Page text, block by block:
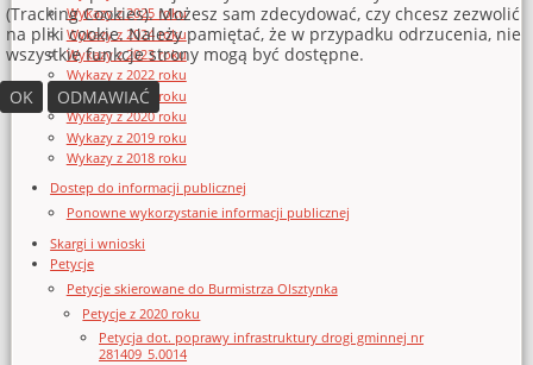
Wykazy z 2025 roku
Wykazy z 2024 roku
Wykazy z 2023 roku
Wykazy z 2022 roku
Wykazy z 2021 roku
Wykazy z 2020 roku
Wykazy z 2019 roku
Wykazy z 2018 roku
Dostęp do informacji publicznej
Ponowne wykorzystanie informacji publicznej
Skargi i wnioski
Petycje
Petycje skierowane do Burmistrza Olsztynka
Petycje z 2020 roku
Petycja dot. poprawy infrastruktury drogi gminnej nr
281409_5.0014
(Tracking Cookies). Możesz sam zdecydować, czy chcesz zezwolić
na pliki cookie. Należy pamiętać, że w przypadku odrzucenia, nie
wszystkie funkcje strony mogą być dostępne.
OK
ODMAWIAĆ